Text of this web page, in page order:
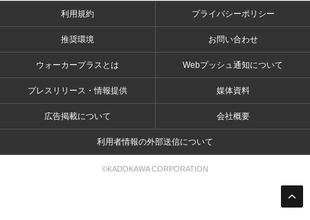
利用規約 プライバシーポリシー
推奨環境 お問い合わせ
ウォーカープラスとは Webプッシュ通知について
プレスリリース・情報提供 媒体資料
広告掲載について 会社概要
利用者情報の外部送信について
©KADOKAWA CORPORATION